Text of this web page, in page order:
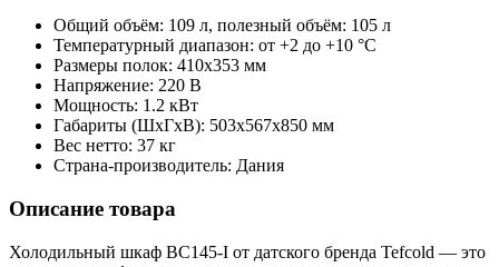
Общий объём: 109 л, полезный объём: 105 л
Температурный диапазон: от +2 до +10 °C
Размеры полок: 410x353 мм
Напряжение: 220 В
Мощность: 1.2 кВт
Габариты (ШхГхВ): 503x567x850 мм
Вес нетто: 37 кг
Страна-производитель: Дания
Описание товара
Холодильный шкаф BC145-I от датского бренда Tefcold — это